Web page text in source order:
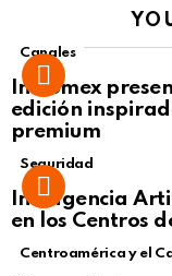
Canales
Intcomex
edición
premium
Seguridad
Inteligencia
en los Centros
Centroamérica y el